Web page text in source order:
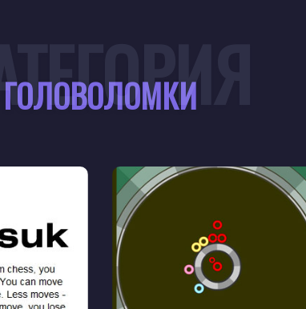
ГОЛОВОЛОМКИ
КАТЕГОРИЯ